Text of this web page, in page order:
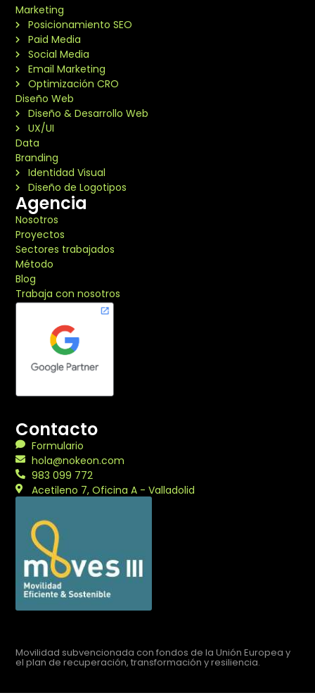
Marketing
Posicionamiento SEO
Paid Media
Social Media
Email Marketing
Optimización CRO
Diseño Web
Diseño & Desarrollo Web
UX/UI
Data
Branding
Identidad Visual
Diseño de Logotipos
Agencia
Nosotros
Proyectos
Sectores trabajados
Método
Blog
Trabaja con nosotros
Contacto
Formulario
hola@nokeon.com
983 099 772
Acetileno 7, Oficina A - Valladolid
Movilidad subvencionada con fondos de la Unión Europea y
el plan de recuperación, transformación y resiliencia.